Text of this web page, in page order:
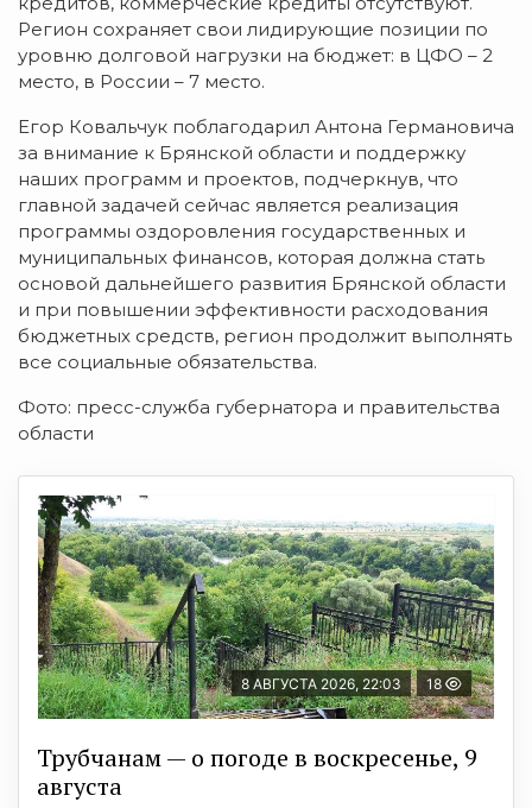
Регион сохраняет свои лидирующие позиции по
уровню долговой нагрузки на бюджет: в ЦФО – 2
место, в России – 7 место.
Егор Ковальчук поблагодарил Антона Германовича
за внимание к Брянской области и поддержку
наших программ и проектов, подчеркнув, что
главной задачей сейчас является реализация
программы оздоровления государственных и
муниципальных финансов, которая должна стать
основой дальнейшего развития Брянской области
и при повышении эффективности расходования
бюджетных средств, регион продолжит выполнять
все социальные обязательства.
Фото: пресс-служба губернатора и правительства
области
8 АВГУСТА 2026, 22:03 18
Трубчанам — о погоде в воскресенье, 9
августа